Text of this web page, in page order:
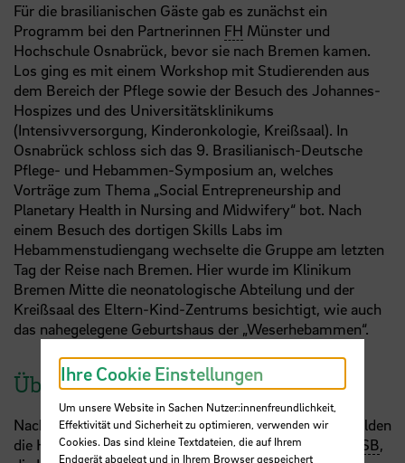
Für die brasilianischen Gäste gab es zunächst ein
Programm bei den Partnerinnen FH Münster und
Hochschule Osnabrück, bevor sie nach Bremen kamen.
Los ging es mit einem Workshop mit Studierenden aus
dem Bereich der Pflege sowie der Besuch des Johannes-
Hospizes und des Universitätsklinikums
(Intensivversorgung, Kinderonkologie, Kreißsaal). In
Osnabrück schloss sich das 9. Brasilianisch-Deutsche
Pflege- und Hebammen-Symposium an, welches
Vorträge zum Thema „Social Entrepreneurship and
Planetary Health in Nursing and Midwifery“ bot. Nach
einem Besuch des dortigen Skills Labs im
Hebammenstudiengang wechselte die Gruppe am letzten
Tag der Reise nach Bremen. Hier wurde im Klinikum
Bremen Mitte die neonatologische Abteilung und der
Kreißsaal des Eltern-Kind-Zentrums besichtigt, wie auch
das nahegelegene Geburtshaus der „Weserhebammen“.
Über UAS7
Nach dem Grundsatz „Gemeinsam sind wir stärker“ bilden
die Hochschule für Wirtschaft und Recht Berlin, die
HSB,
Ihre Cookie Einstellungen
Um unsere Website in Sachen Nutzer:innenfreundlichkeit,
Effektivität und Sicherheit zu optimieren, verwenden wir
Cookies. Das sind kleine Textdateien, die auf Ihrem
Endgerät abgelegt und in Ihrem Browser gespeichert